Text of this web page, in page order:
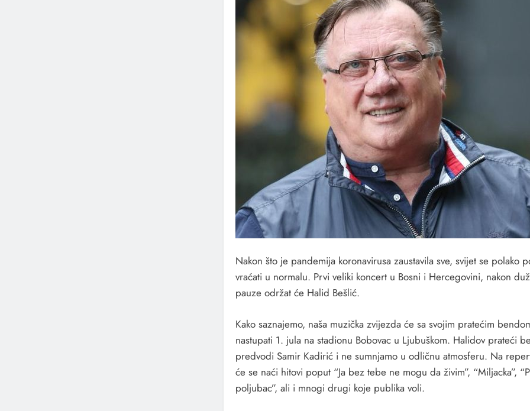
Nakon što je pandemija koronavirusa zaustavila sve, svijet se polako
vraćati u normalu. Prvi veliki koncert u Bosni i Hercegovini, nakon
pauze održat će Halid Bešlić.
Kako saznajemo, naša muzička zvijezda će sa svojim pratećim
nastupati 1. jula na stadionu Bobovac u Ljubuškom. Halidov prateći
predvodi Samir Kadirić i ne sumnjamo u odličnu atmosferu. Na
će se naći hitovi poput “Ja bez tebe ne mogu da živim”, “Miljacka”,
poljubac”, ali i mnogi drugi koje publika voli.